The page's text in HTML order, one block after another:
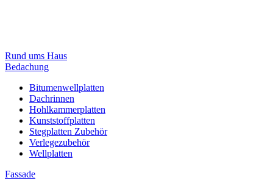
Rund ums Haus
Bedachung
Bitumenwellplatten
Dachrinnen
Hohlkammerplatten
Kunststoffplatten
Stegplatten Zubehör
Verlegezubehör
Wellplatten
Fassade